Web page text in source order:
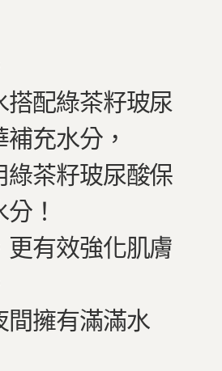
搭配綠茶籽玻尿
充水分，
綠茶籽玻尿酸保
！
更有效強化肌膚
間擁有滿滿水